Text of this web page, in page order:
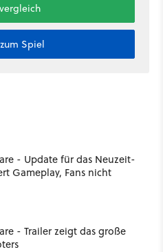
Spiel
- Update für das Neuzeit-
Gameplay, Fans nicht
- Trailer zeigt das große